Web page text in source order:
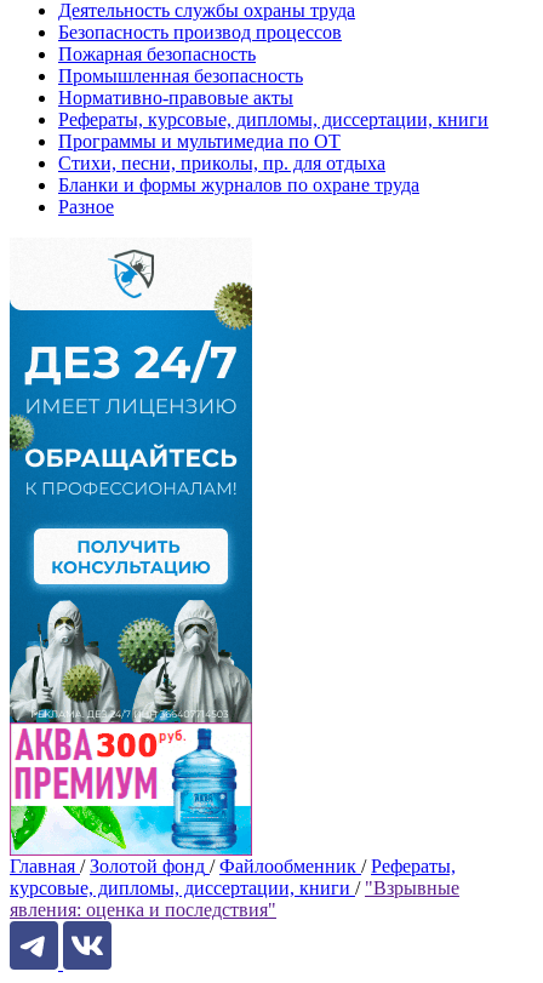
Деятельность службы охраны труда
Безопасность производ процессов
Пожарная безопасность
Промышленная безопасность
Нормативно-правовые акты
Рефераты, курсовые, дипломы, диссертации, книги
Программы и мультимедиа по ОТ
Стихи, песни, приколы, пр. для отдыха
Бланки и формы журналов по охране труда
Разное
Главная / Золотой фонд / Файлообменник / Рефераты,
курсовые, дипломы, диссертации, книги / "Взрывные
явления: оценка и последствия"